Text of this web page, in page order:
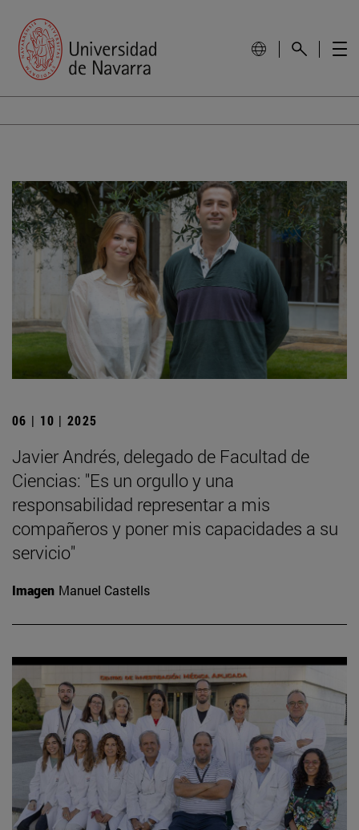
06 | 10 | 2025
Javier Andrés, delegado de Facultad de
Ciencias: "Es un orgullo y una
responsabilidad representar a mis
compañeros y poner mis capacidades a su
servicio"
Imagen Manuel Castells